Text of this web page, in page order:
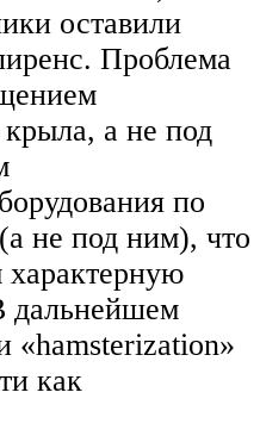
оставили
Проблема
крыла, а не под
по
не под ним), что
характерную
дальнейшем
«hamsterization»
как